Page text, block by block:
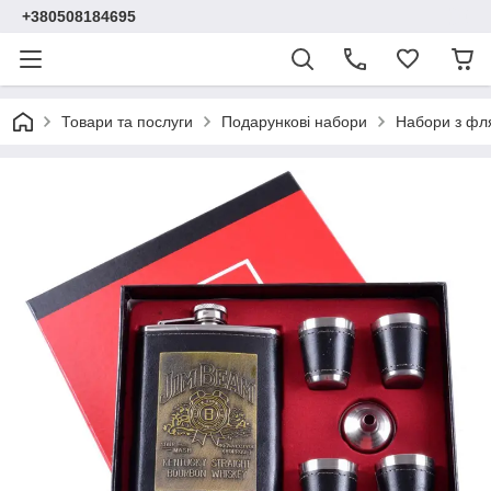
+380508184695
Товари та послуги Подарункові набори Набори з